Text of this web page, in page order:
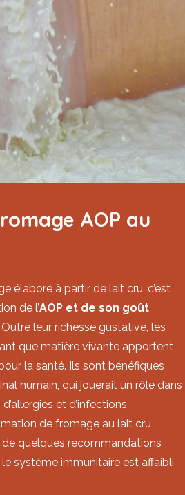
AOP au
élaboré à partir de lait cru, c’est
de l’AOP et de son goût
Outre leur richesse gustative, les
que matière vivante apportent
la santé. Ils sont bénéfiques
humain, qui jouerait un rôle dans
et d’infections
de fromage au lait cru
quelques recommandations
système immunitaire est affaibli